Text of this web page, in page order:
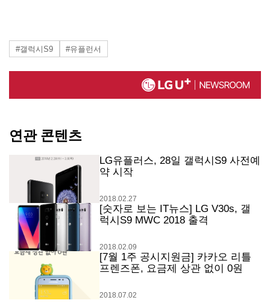
#갤럭시S9 #유플런서
연관 콘텐츠
LG유플러스, 28일 갤럭시S9 사전예
약 시작
2018.02.27
[숫자로 보는 IT뉴스] LG V30s, 갤
럭시S9 MWC 2018 출격
2018.02.09
[7월 1주 공시지원금] 카카오 리틀
프렌즈폰, 요금제 상관 없이 0원
2018.07.02